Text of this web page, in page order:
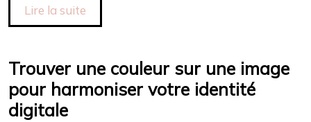
Lire la suite
Trouver une couleur sur une image
pour harmoniser votre identité
digitale